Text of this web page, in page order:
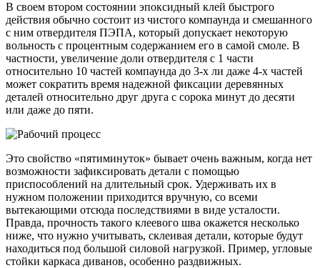
В своем втором состоянии эпоксидный клей быстрого
действия обычно состоит из чистого компаунда и смешанного
с ним отвердителя ПЭПА, который допускает некоторую
вольность с процентным содержанием его в самой смоле. В
частности, увеличение доли отвердителя с 1 части
относительно 10 частей компаунда до 3-х ли даже 4-х частей
может сократить время надежной фиксации деревянных
деталей относительно друг друга с сорока минут до десяти
или даже до пяти.
Это свойство «пятиминуток» бывает очень важным, когда нет
возможности зафиксировать детали с помощью
приспособлений на длительный срок. Удерживать их в
нужном положении приходится вручную, со всеми
вытекающими отсюда последствиями в виде усталости.
Правда, прочность такого клеевого шва окажется несколько
ниже, что нужно учитывать, склеивая детали, которые будут
находиться под большой силовой нагрузкой. Пример, угловые
стойки каркаса диванов, особенно раздвижных.